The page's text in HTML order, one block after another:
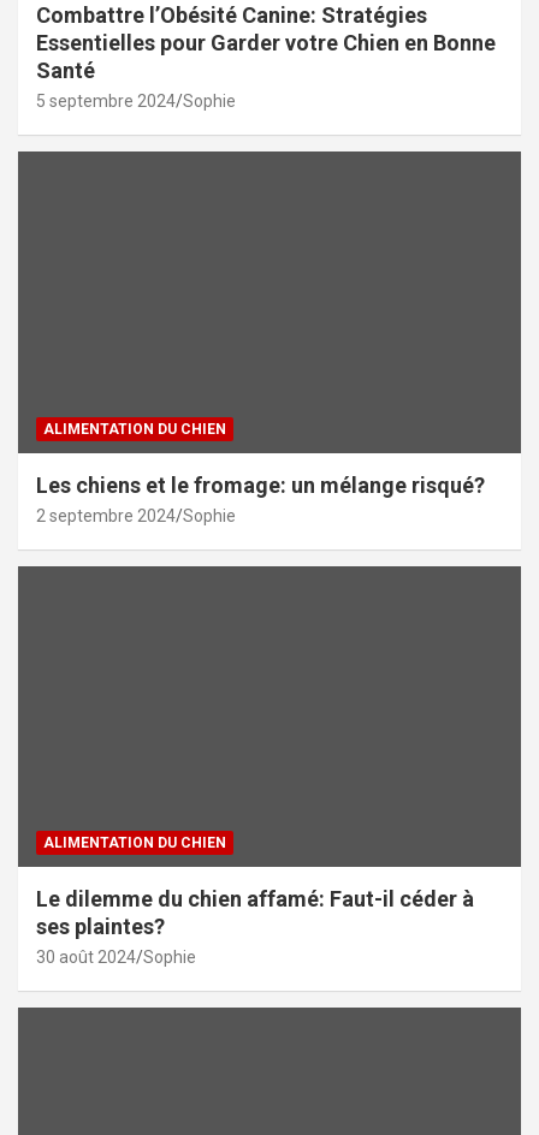
Combattre l’Obésité Canine: Stratégies
Essentielles pour Garder votre Chien en Bonne
Santé
5 septembre 2024 Sophie
ALIMENTATION DU CHIEN
Les chiens et le fromage: un mélange risqué?
2 septembre 2024 Sophie
ALIMENTATION DU CHIEN
Le dilemme du chien affamé: Faut-il céder à
ses plaintes?
30 août 2024 Sophie